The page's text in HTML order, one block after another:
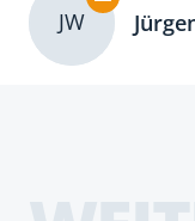
JW